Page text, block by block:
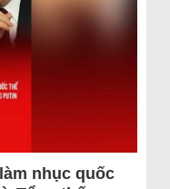
nhục quốc